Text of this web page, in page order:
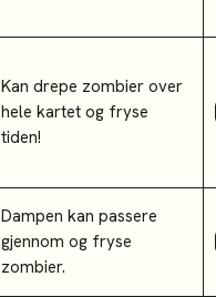
Kan drepe zombier over
hele kartet og fryse
tiden!
Dampen kan passere
gjennom og fryse
zombier.